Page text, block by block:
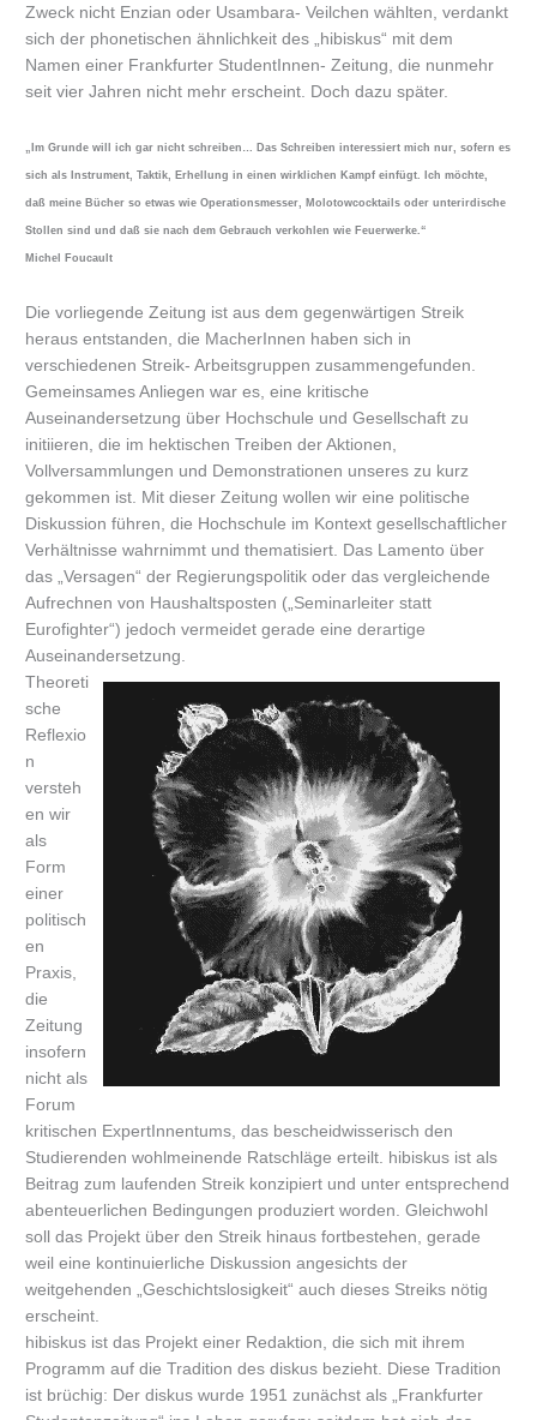
Zweck nicht Enzian oder Usambara- Veilchen wählten, verdankt
sich der phonetischen ähnlichkeit des „hibiskus“ mit dem
Namen einer Frankfurter StudentInnen- Zeitung, die nunmehr
seit vier Jahren nicht mehr erscheint. Doch dazu später.
„Im Grunde will ich gar nicht schreiben… Das Schreiben interessiert mich nur, sofern es
sich als Instrument, Taktik, Erhellung in einen wirklichen Kampf einfügt. Ich möchte,
daß meine Bücher so etwas wie Operationsmesser, Molotowcocktails oder unterirdische
Stollen sind und daß sie nach dem Gebrauch verkohlen wie Feuerwerke.“
Michel Foucault
Die vorliegende Zeitung ist aus dem gegenwärtigen Streik
heraus entstanden, die MacherInnen haben sich in
verschiedenen Streik- Arbeitsgruppen zusammengefunden.
Gemeinsames Anliegen war es, eine kritische
Auseinandersetzung über Hochschule und Gesellschaft zu
initiieren, die im hektischen Treiben der Aktionen,
Vollversammlungen und Demonstrationen unseres zu kurz
gekommen ist. Mit dieser Zeitung wollen wir eine politische
Diskussion führen, die Hochschule im Kontext gesellschaftlicher
Verhältnisse wahrnimmt und thematisiert. Das Lamento über
das „Versagen“ der Regierungspolitik oder das vergleichende
Aufrechnen von Haushaltsposten („Seminarleiter statt
Eurofighter“) jedoch vermeidet gerade eine derartige
Auseinandersetzung.
Theoreti
sche
Reflexio
n
versteh
en wir
als
Form
einer
politisch
en
Praxis,
die
Zeitung
insofern
nicht als
Forum
kritischen ExpertInnentums, das bescheidwisserisch den
Studierenden wohlmeinende Ratschläge erteilt. hibiskus ist als
Beitrag zum laufenden Streik konzipiert und unter entsprechend
abenteuerlichen Bedingungen produziert worden. Gleichwohl
soll das Projekt über den Streik hinaus fortbestehen, gerade
weil eine kontinuierliche Diskussion angesichts der
weitgehenden „Geschichtslosigkeit“ auch dieses Streiks nötig
erscheint.
hibiskus ist das Projekt einer Redaktion, die sich mit ihrem
Programm auf die Tradition des diskus bezieht. Diese Tradition
ist brüchig: Der diskus wurde 1951 zunächst als „Frankfurter